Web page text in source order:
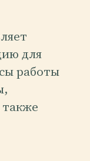
для
работы
также